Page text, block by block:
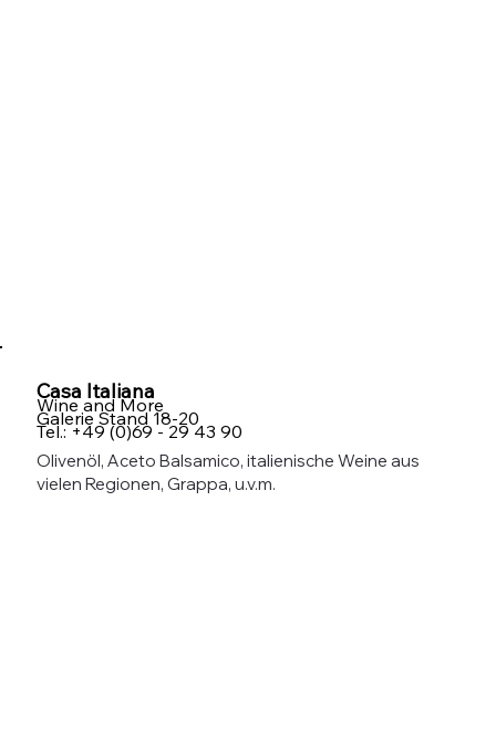
Casa Italiana
Wine and More
Galerie Stand 18-20
Tel.: +49 (0)69 - 29 43 90
Olivenöl, Aceto Balsamico, italienische Weine aus
vielen Regionen, Grappa, u.v.m.